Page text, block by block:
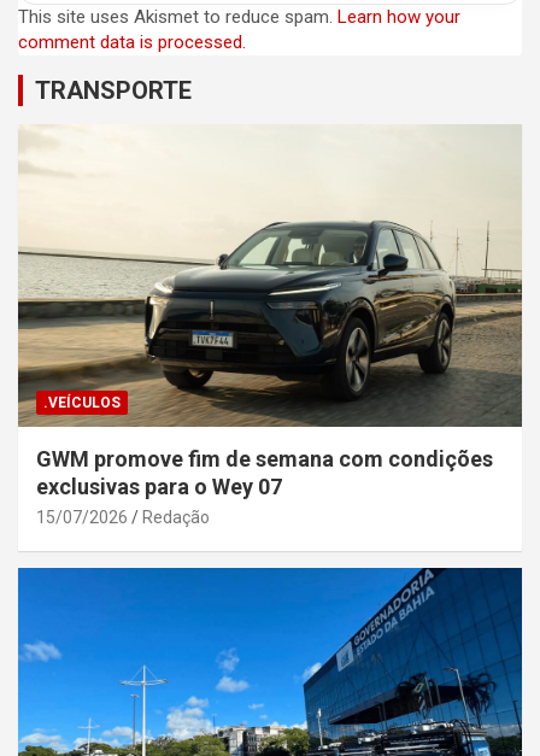
This site uses Akismet to reduce spam. Learn how your
comment data is processed.
TRANSPORTE
.VEÍCULOS
GWM promove fim de semana com condições
exclusivas para o Wey 07
15/07/2026 Redação